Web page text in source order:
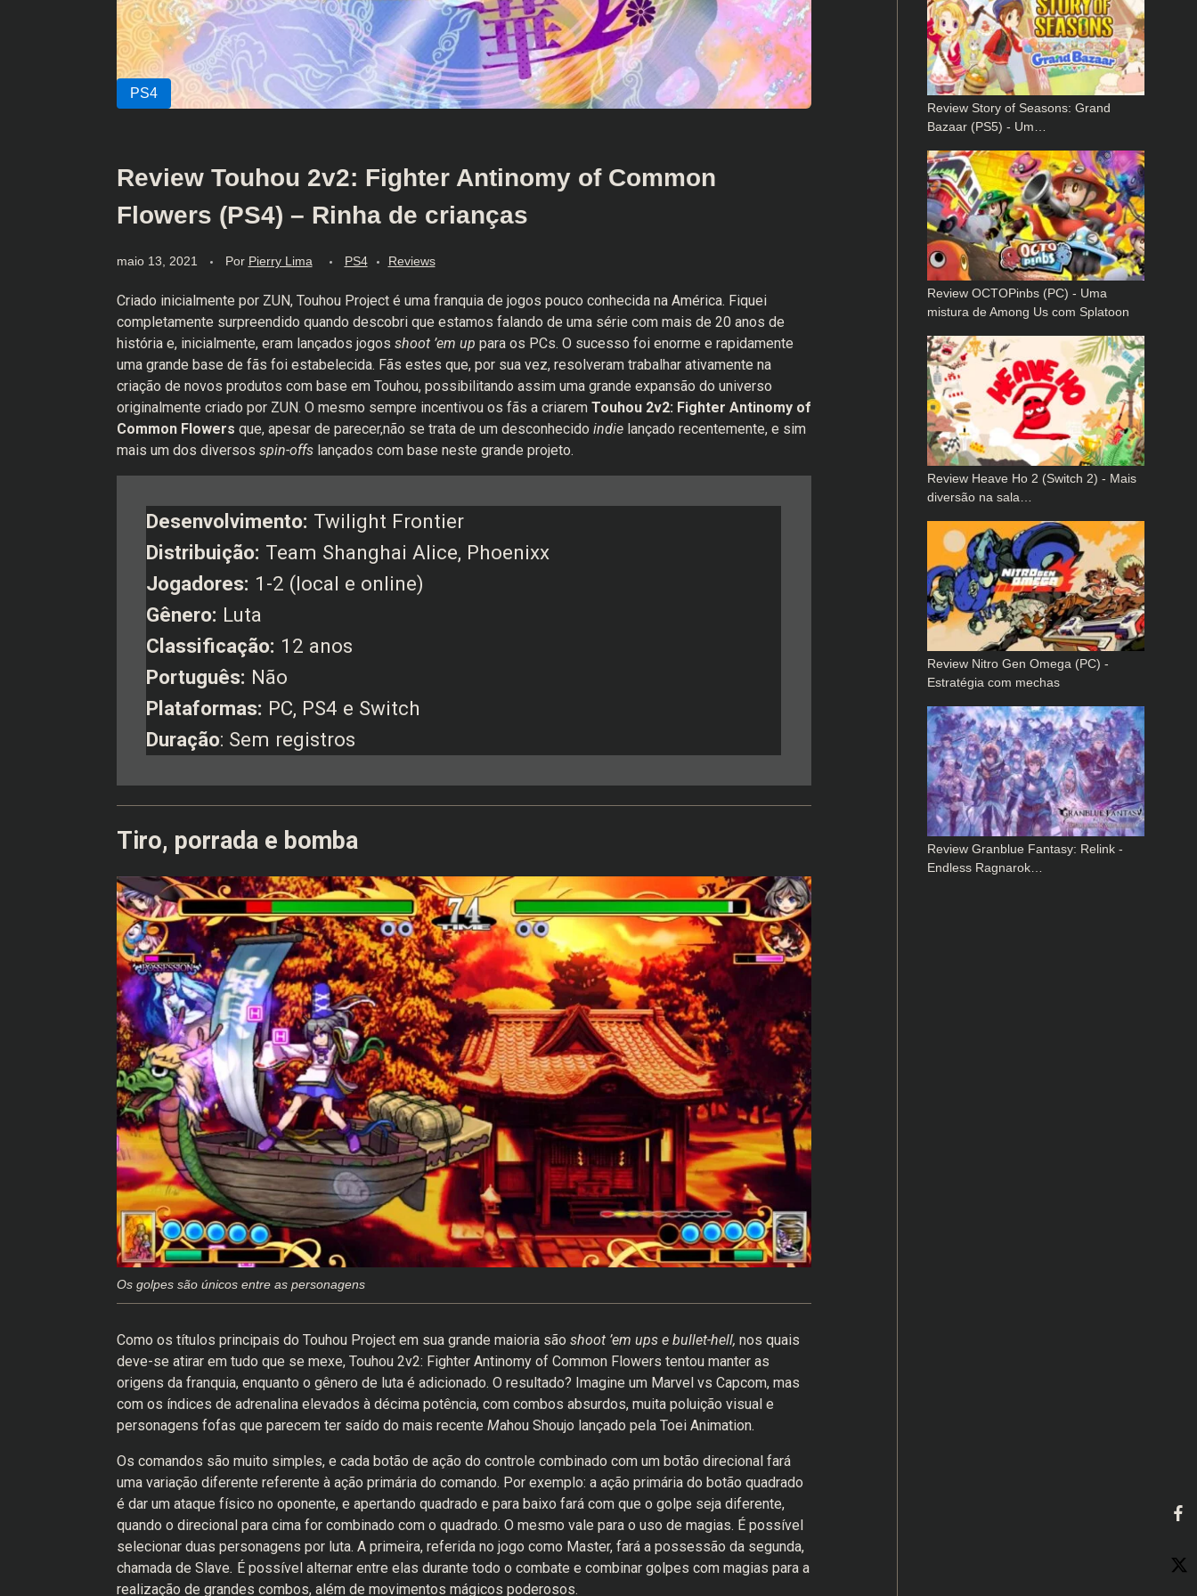
Review Touhou 2v2: Fighter Antinomy of Common
Flowers (PS4) – Rinha de crianças
maio 13, 2021 Por Pierry Lima PS4 Reviews
Criado inicialmente por ZUN, Touhou Project é uma franquia de jogos pouco conhecida na América. Fiquei
completamente surpreendido quando descobri que estamos falando de uma série com mais de 20 anos de
história e, inicialmente, eram lançados jogos shoot ’em up para os PCs. O sucesso foi enorme e rapidamente
uma grande base de fãs foi estabelecida. Fãs estes que, por sua vez, resolveram trabalhar ativamente na
criação de novos produtos com base em Touhou, possibilitando assim uma grande expansão do universo
originalmente criado por ZUN. O mesmo sempre incentivou os fãs a criarem Touhou 2v2: Fighter Antinomy of
Common Flowers que, apesar de parecer,não se trata de um desconhecido indielançado recentemente, e sim
mais um dos diversos spin-offs lançados com base neste grande projeto.
Desenvolvimento: Twilight Frontier
Distribuição: Team Shanghai Alice, Phoenixx
Jogadores: 1-2 (local e online)
Gênero: Luta
Classificação: 12 anos
Português: Não
Plataformas: PC, PS4 e Switch
Duração: Sem registros
Tiro, porrada e bomba
Os golpes são únicos entre as personagens
Como os títulos principais do Touhou Project em sua grande maioria são shoot ’em ups e bullet-hell, nos quais
deve-se atirar em tudo que se mexe, Touhou 2v2: Fighter Antinomy of Common Flowers tentou manter as
origens da franquia, enquanto o gênero de luta é adicionado. O resultado? Imagine um Marvel vs Capcom, mas
com os índices de adrenalina elevados à décima potência, com combos absurdos, muita poluição visual e
personagens fofas que parecem ter saído do mais recente Mahou Shoujo lançado pela Toei Animation.
Os comandos são muito simples, e cada botão de ação do controle combinado com um botão direcional fará
uma variação diferente referente à ação primária do comando. Por exemplo: a ação primária do botão quadrado
é dar um ataque físico no oponente, e apertando quadrado e para baixo fará com que o golpe seja diferente,
quando o direcional para cima for combinado com o quadrado. O mesmo vale para o uso de magias. É possível
selecionar duas personagens por luta. A primeira, referida no jogo como Master, fará a possessão da segunda,
chamada de Slave. É possível alternar entre elas durante todo o combate e combinar golpes com magias para a
realização de grandes combos, além de movimentos mágicos poderosos.
Review Story of Seasons: Grand
Bazaar (PS5) - Um…
Review OCTOPinbs (PC) - Uma
mistura de Among Us com Splatoon
Review Heave Ho 2 (Switch 2) - Mais
diversão na sala…
Review Nitro Gen Omega (PC) -
Estratégia com mechas
Review Granblue Fantasy: Relink -
Endless Ragnarok…